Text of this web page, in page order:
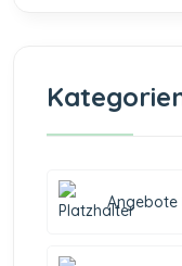
Angebote